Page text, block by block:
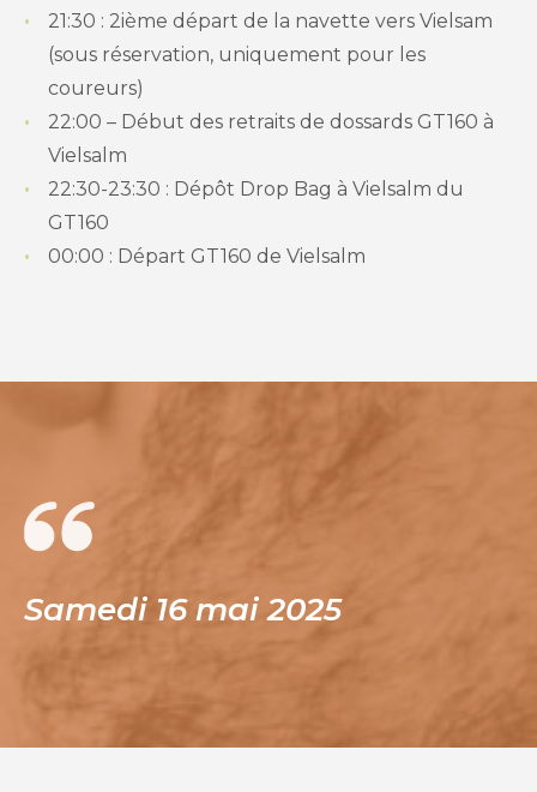
21:30 : 2ième départ de la navette vers Vielsam
(sous réservation, uniquement pour les
coureurs)
22:00 – Début des retraits de dossards GT160 à
Vielsalm
22:30-23:30 : Dépôt Drop Bag à Vielsalm du
GT160
00:00 : Départ GT160 de Vielsalm
Samedi 16 mai 2025